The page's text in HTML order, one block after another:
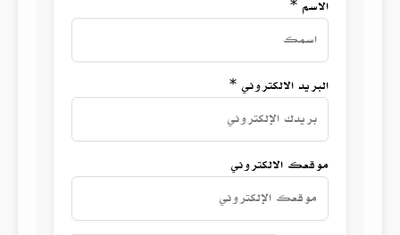
الاسم *
البريد الالكتروني *
موقعك الالكتروني